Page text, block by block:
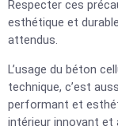
Respecter ces
esthétique et
attendus.
L’usage du béton
technique, c’est
performant et
intérieur innovant et